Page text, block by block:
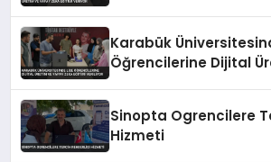
Karabük
Öğrencilerine Dijital
Sinopta Ogrencilere
Hizmeti